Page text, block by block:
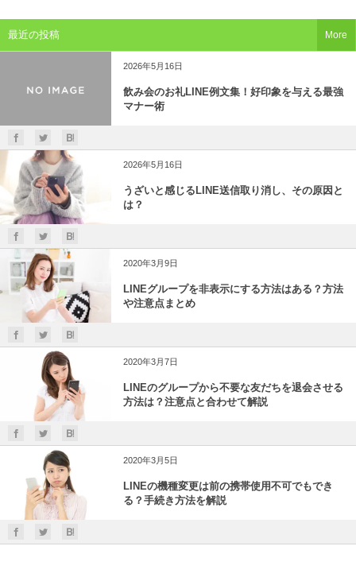
最近の投稿
2026年5月16日
飲み会のお礼LINE例文集！好印象を与える最強
マナー術
2026年5月16日
うざいと感じるLINE送信取り消し、その原因と
は？
2020年3月9日
LINEグループを非表示にする方法はある？方法
や注意点まとめ
2020年3月7日
LINEのグループから不要な友だちを退会させる
方法は？注意点と合わせて解説
2020年3月5日
LINEの機種変更は前の携帯使用不可でもでき
る？手続き方法を解説
More